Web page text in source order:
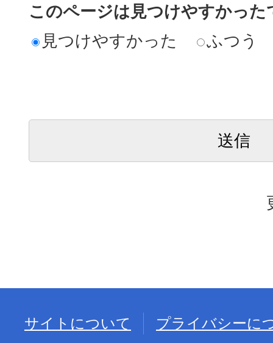
このページは見つけやすかった
見つけやすかった
ふつう
サイトについて
プライバシーに